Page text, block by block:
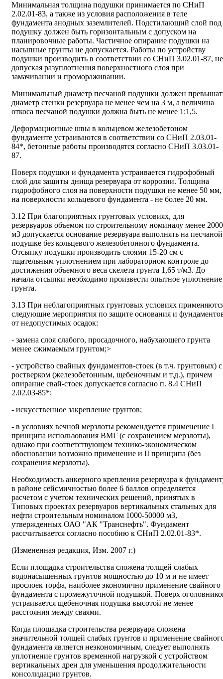
Минимальная толщина подушки принимается по СНиП
2.02.01-83, а также из условия расположения в теле
фундамента анодных заземлителей. Подстилающий слой под
подушку должен быть горизонтальным с допуском на
планировочные работы. Частичное опирание подушки на
насыпные грунты не допускается. Работы по устройству
подушки производить в соответствии со СНиП 3.02.01-87, не
допуская разуплотнения поверхностного слоя при
замачивании и промораживании.
Минимальный диаметр песчаной подушки должен
диаметр стенки резервуара не менее чем на 3 м, а величина
откоса песчаной подушки должна быть не менее 1:1,5.
Деформационные швы в кольцевом железобетоном
фундаменте устраиваются в соответствии со СНиП 2.03.01-
84*, бетонные работы производятся согласно СНиП 3.03.01-
87.
Поверх подушки и фундамента устраивается гидрофобный
слой для защиты днища резервуара от коррозии. Толщина
гидрофобного слоя на поверхности подушки не менее 50 мм,
на поверхности кольцевого фундамента - не более 20 мм.
3.12 При благоприятных грунтовых условиях, для
резервуаров объемом по строительному номиналу менее 2000
м3 допускается основание резервуара выполнять на песчаной
подушке без кольцевого железобетонного фундамента.
Отсыпку подушки производить слоями 15-20 см с
тщательным уплотнением при лабораторном контроле до
достижения объемного веса скелета грунта 1,65 т/м3. До
начала отсыпки необходимо произвести опытное уплотнение
грунта.
3.13 При неблагоприятных грунтовых условиях
следующие мероприятия по защите основания и
от недопустимых осадок:
- замена слоя слабого, просадочного, набухающего грунта
менее сжимаемым грунтом;>
- устройство свайных фундаментов-стоек (в т.ч. грунтовых) с
ростверком (железобетонным, щебеночным и т.д.), причем
опирание свай-стоек допускается согласно п. 8.4 СНиП
2.02.03-85*;
- искусственное закрепление грунтов;
- в условиях вечной мерзлоты рекомендуется применение I
принципа использования ВМГ (с сохранением мерзлоты),
однако при соответствующем технико-экономическом
обосновании возможно применение и II принципа (без
сохранения мерзлоты).
Необходимость анкерного крепления резервуара к
в районе сейсмичностью более 6 баллов определяется
расчетом с учетом технических решений, принятых в
Типовых проектах резервуаров вертикальных стальных для
нефти строительным номиналом 1000-50000 м3,
утвержденных ОАО "АК "Транснефть". Фундамент
рассчитывается согласно пособию к СНиП 2.02.01-83*.
(Измененная редакция, Изм. 2007 г.)
Если площадка строительства сложена толщей слабых
водонасыщенных грунтов мощностью до 10 м и не имеет
прослоек торфа, наиболее экономично применение свайного
фундамента с промежуточной подушкой. Поверх
устраивается щебеночная подушка высотой не менее
расстояния между сваями.
Когда площадка строительства резервуара сложена
значительной толщей слабых грунтов и применение
фундамента является неэкономичным, следует выполнять
уплотнение грунтов временной нагрузкой с устройством
вертикальных дрен для уменьшения продолжительности
консолидации грунтов.